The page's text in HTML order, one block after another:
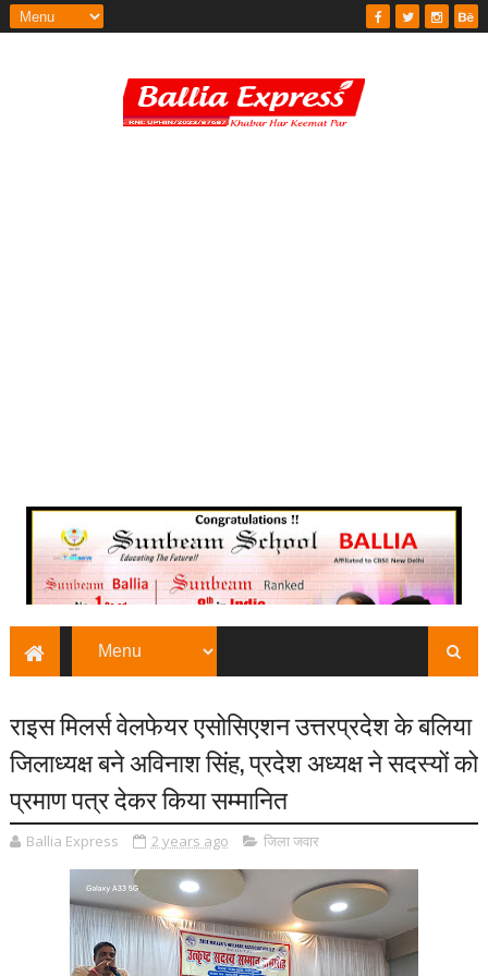
राइस मिलर्स वेलफेयर एसोसिएशन उत्तरप्रदेश के बलिया
जिलाध्यक्ष बने अविनाश सिंह, प्रदेश अध्यक्ष ने सदस्यों को
प्रमाण पत्र देकर किया सम्मानित
Ballia Express 2 years ago जिला जवार